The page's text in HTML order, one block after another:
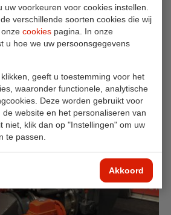
uw voorkeuren voor cookies instellen.
verschillende soorten cookies die wij
cookies pagina. In onze
u hoe we uw persoonsgegevens
geeft u toestemming voor het
waaronder functionele, analytische
Deze worden gebruikt voor
website en het personaliseren van
niet, klik dan op "Instellingen" om uw
te passen.
Akkoord
Kalkman Ballastjet!
Gijs Rink van het